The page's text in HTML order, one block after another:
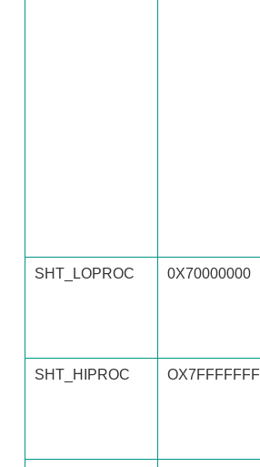
SHT_LOPROC 0X70000000
SHT_HIPROC OX7FFFFFFF